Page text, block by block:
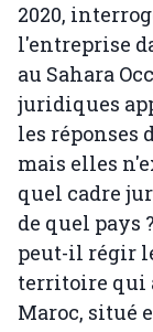
2020,
l'entreprise
au Sahara
juridiques
les réponses
mais elles
quel cadre
de quel pays
peut-il régir
territoire qui
Maroc, situé